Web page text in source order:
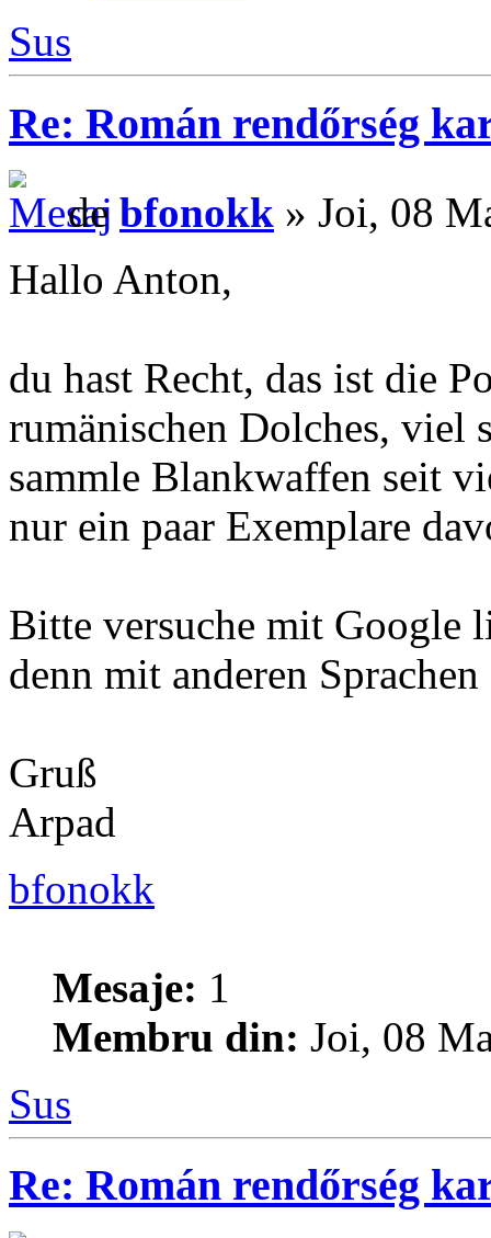
Sus
Re: Román rendőrség
de bfonokk » Joi, 08
Hallo Anton,
du hast Recht, das ist die
rumänischen Dolches, viel
sammle Blankwaffen seit
nur ein paar Exemplare
Bitte versuche mit Google
denn mit anderen
Gruß
Arpad
bfonokk
Mesaje: 1
Membru din: Joi, 08
Sus
Re: Román rendőrség